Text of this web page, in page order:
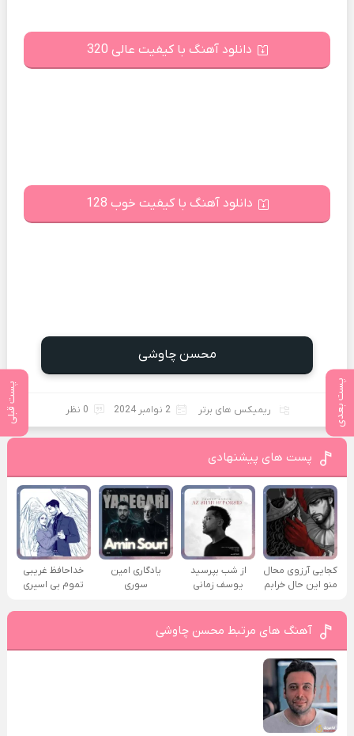
پست بعدی پست قبلی
دانلود آهنگ با کیفیت عالی 320
دانلود آهنگ با کیفیت خوب 128
محسن چاوشی
ریمیکس های برتر 2 نوامبر 2024 0 نظر
پست های پیشنهادی
کجایی آرزوی محال
منو این حال خرابم
از شب بپرسید
یوسف زمانی
یادگاری امین
سوری
خداحافظ غریبی
تموم بی اسیری
آهنگ های مرتبط محسن چاوشی